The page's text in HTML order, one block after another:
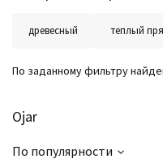
древесный теплый
Ojar
По заданному фильтру
По популярности